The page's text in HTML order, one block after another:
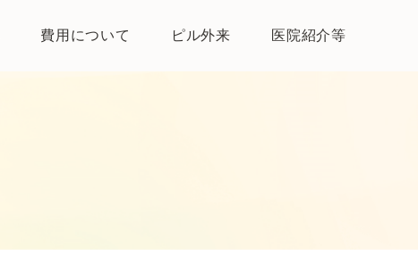
費用について ピル外来 医院紹介等